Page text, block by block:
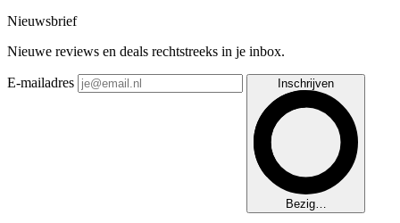
Nieuwsbrief
Nieuwe reviews en deals rechtstreeks in je inbox.
E-mailadres Inschrijven
Bezig…